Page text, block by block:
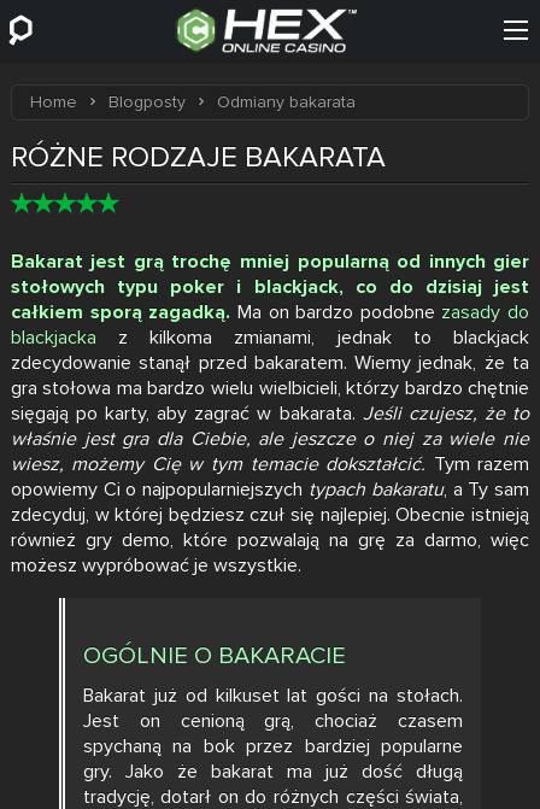
Home Blogposty Odmiany bakarata
RÓŻNE RODZAJE BAKARATA
Bakarat jest grą trochę mniej popularną od innych gier
stołowych typu poker i blackjack, co do dzisiaj jest
całkiem sporą zagadką. Ma on bardzo podobne zasady do
blackjacka z kilkoma zmianami, jednak to blackjack
zdecydowanie stanął przed bakaratem. Wiemy jednak, że ta
gra stołowa ma bardzo wielu wielbicieli, którzy bardzo chętnie
sięgają po karty, aby zagrać w bakarata. Jeśli czujesz, że to
właśnie jest gra dla Ciebie, ale jeszcze o niej za wiele nie
wiesz, możemy Cię w tym temacie dokształcić. Tym razem
opowiemy Ci o najpopularniejszych typach bakaratu, a Ty sam
zdecyduj, w której będziesz czuł się najlepiej. Obecnie istnieją
również gry demo, które pozwalają na grę za darmo, więc
możesz wypróbować je wszystkie.
OGÓLNIE O BAKARACIE
Bakarat już od kilkuset lat gości na stołach.
Jest on cenioną grą, chociaż czasem
spychaną na bok przez bardziej popularne
gry. Jako że bakarat ma już dość długą
tradycję, dotarł on do różnych części świata,